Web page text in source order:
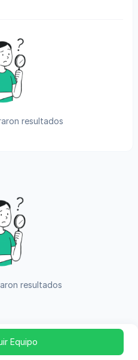
resultados
resultados
Equipo